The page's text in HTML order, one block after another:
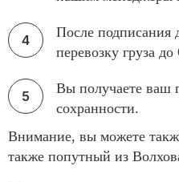
После подписания
перевозку груза
Вы получаете ваш
сохранности.
Внимание, вы можете
также попутный из